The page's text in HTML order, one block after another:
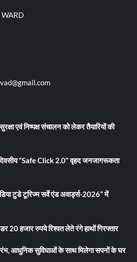
WARD
एवं निष्पक्ष संचालन को लेकर तैयारियों की
“Safe Click 2.0” वृहद जनजागरूकता
टुडे टूरिज्म सर्वे एंड अवार्ड्स-2026” में
20 हजार रुपये रिश्वत लेते रंगे हाथों गिरफ्तार
आधुनिक सुविधाओं के साथ मिलेगा सपनों के घर